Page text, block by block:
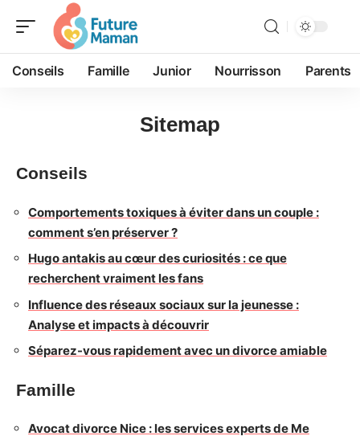
Conseils Famille Junior Nourrisson Parents
Sitemap
Conseils
Comportements toxiques à éviter dans un couple :
comment s’en préserver ?
Hugo antakis au cœur des curiosités : ce que
recherchent vraiment les fans
Influence des réseaux sociaux sur la jeunesse :
Analyse et impacts à découvrir
Séparez-vous rapidement avec un divorce amiable
Famille
Avocat divorce Nice : les services experts de Me